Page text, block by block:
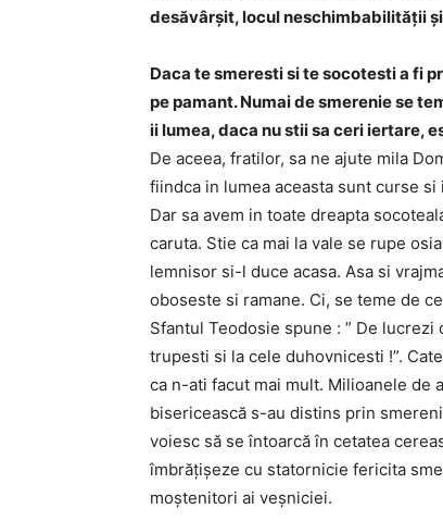
desăvârşit, locul neschimbabilităţii
Daca te smeresti si te socotesti a fi
pe pamant. Numai de smerenie se
ii lumea, daca nu stii sa ceri iertare,
De aceea, fratilor, sa ne ajute mila
fiindca in lumea aceasta sunt curse
Dar sa avem in toate dreapta
caruta. Stie ca mai la vale se rupe
lemnisor si-l duce acasa. Asa si
oboseste si ramane. Ci, se teme de
Sfantul Teodosie spune : ” De
trupesti si la cele duhovnicesti !”.
ca n-ati facut mai mult. Milioanele de
bisericească s-au distins prin
voiesc să se întoarcă în cetatea
îmbrăţişeze cu statornicie fericita
moştenitori ai veşniciei.